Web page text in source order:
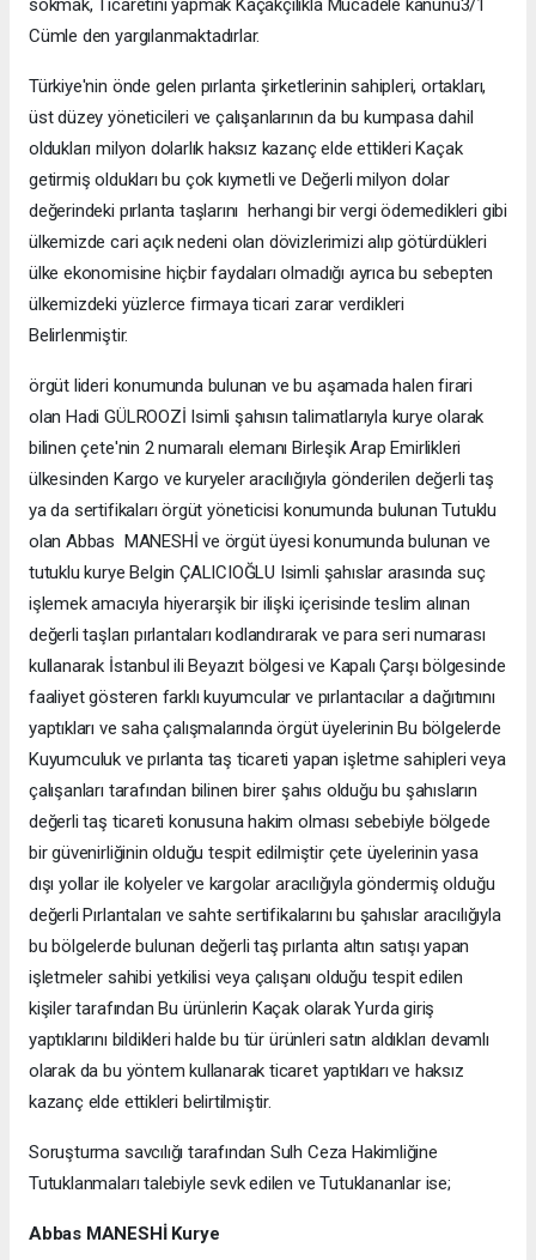
sokmak, Ticaretini yapmak Kaçakçılıkla Mücadele kanunu3/1
Cümle den yargılanmaktadırlar.
Türkiye'nin önde gelen pırlanta şirketlerinin sahipleri, ortakları,
üst düzey yöneticileri ve çalışanlarının da bu kumpasa dahil
oldukları milyon dolarlık haksız kazanç elde ettikleri Kaçak
getirmiş oldukları bu çok kıymetli ve Değerli milyon dolar
değerindeki pırlanta taşlarını herhangi bir vergi ödemedikleri gibi
ülkemizde cari açık nedeni olan dövizlerimizi alıp götürdükleri
ülke ekonomisine hiçbir faydaları olmadığı ayrıca bu sebepten
ülkemizdeki yüzlerce firmaya ticari zarar verdikleri
Belirlenmiştir.
örgüt lideri konumunda bulunan ve bu aşamada halen firari
olan Hadi GÜLROOZİ Isimli şahısın talimatlarıyla kurye olarak
bilinen çete'nin 2 numaralı elemanı Birleşik Arap Emirlikleri
ülkesinden Kargo ve kuryeler aracılığıyla gönderilen değerli taş
ya da sertifikaları örgüt yöneticisi konumunda bulunan Tutuklu
olan Abbas MANESHİ ve örgüt üyesi konumunda bulunan ve
tutuklu kurye Belgin ÇALICIOĞLU Isimli şahıslar arasında suç
işlemek amacıyla hiyerarşik bir ilişki içerisinde teslim alınan
değerli taşları pırlantaları kodlandırarak ve para seri numarası
kullanarak İstanbul ili Beyazıt bölgesi ve Kapalı Çarşı bölgesinde
faaliyet gösteren farklı kuyumcular ve pırlantacılar a dağıtımını
yaptıkları ve saha çalışmalarında örgüt üyelerinin Bu bölgelerde
Kuyumculuk ve pırlanta taş ticareti yapan işletme sahipleri veya
çalışanları tarafından bilinen birer şahıs olduğu bu şahısların
değerli taş ticareti konusuna hakim olması sebebiyle bölgede
bir güvenirliğinin olduğu tespit edilmiştir çete üyelerinin yasa
dışı yollar ile kolyeler ve kargolar aracılığıyla göndermiş olduğu
değerli Pırlantaları ve sahte sertifikalarını bu şahıslar aracılığıyla
bu bölgelerde bulunan değerli taş pırlanta altın satışı yapan
işletmeler sahibi yetkilisi veya çalışanı olduğu tespit edilen
kişiler tarafından Bu ürünlerin Kaçak olarak Yurda giriş
yaptıklarını bildikleri halde bu tür ürünleri satın aldıkları devamlı
olarak da bu yöntem kullanarak ticaret yaptıkları ve haksız
kazanç elde ettikleri belirtilmiştir.
Soruşturma savcılığı tarafından Sulh Ceza Hakimliğine
Tutuklanmaları talebiyle sevk edilen ve Tutuklananlar ise;
Abbas MANESHİ Kurye